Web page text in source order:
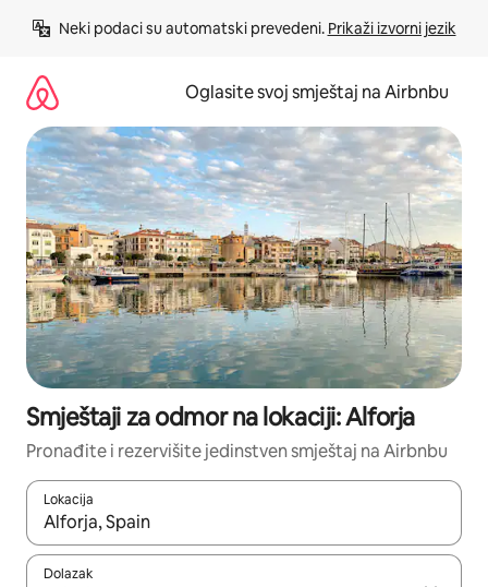
Neki podaci su automatski prevedeni. Prikaži izvorni jezik
Oglasite svoj smještaj na Airbnbu
Smještaji za odmor na lokaciji: Alforja
Pronađite i rezervišite jedinstven smještaj na Airbnbu
Lokacija
Kad rezultati budu dostupni, krećite se gore i dolje pomoću
Dolazak